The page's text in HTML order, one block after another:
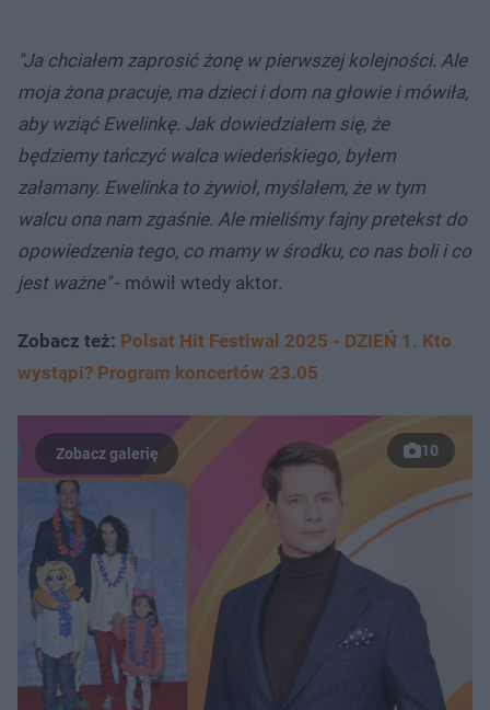
"Ja chciałem zaprosić żonę w pierwszej kolejności. Ale
moja żona pracuje, ma dzieci i dom na głowie i mówiła,
aby wziąć Ewelinkę. Jak dowiedziałem się, że
będziemy tańczyć walca wiedeńskiego, byłem
załamany. Ewelinka to żywioł, myślałem, że w tym
walcu ona nam zgaśnie. Ale mieliśmy fajny pretekst do
opowiedzenia tego, co mamy w środku, co nas boli i co
jest ważne"- mówił wtedy aktor.
Zobacz też: Polsat Hit Festiwal 2025 - DZIEŃ 1. Kto
wystąpi? Program koncertów 23.05
10